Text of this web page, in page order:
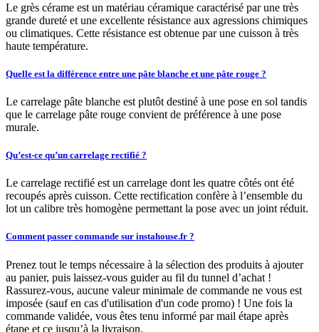
Le grès cérame est un matériau céramique caractérisé par une très
grande dureté et une excellente résistance aux agressions chimiques
ou climatiques. Cette résistance est obtenue par une cuisson à très
haute température.
Quelle est la différence entre une pâte blanche et une pâte rouge ?
Le carrelage pâte blanche est plutôt destiné à une pose en sol tandis
que le carrelage pâte rouge convient de préférence à une pose
murale.
Qu’est-ce qu’un carrelage rectifié ?
Le carrelage rectifié est un carrelage dont les quatre côtés ont été
recoupés après cuisson. Cette rectification confère à l’ensemble du
lot un calibre très homogène permettant la pose avec un joint réduit.
Comment passer commande sur instahouse.fr ?
Prenez tout le temps nécessaire à la sélection des produits à ajouter
au panier, puis laissez-vous guider au fil du tunnel d’achat !
Rassurez-vous, aucune valeur minimale de commande ne vous est
imposée (sauf en cas d'utilisation d'un code promo) ! Une fois la
commande validée, vous êtes tenu informé par mail étape après
étape et ce jusqu’à la livraison.